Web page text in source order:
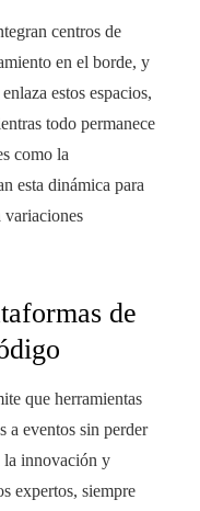
centros de
en el borde, y
estos espacios,
todo permanece
como la
esta dinámica para
variaciones
de
que herramientas
a eventos sin perder
la innovación y
expertos, siempre